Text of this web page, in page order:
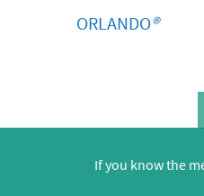
ORLANDO®
If you know the